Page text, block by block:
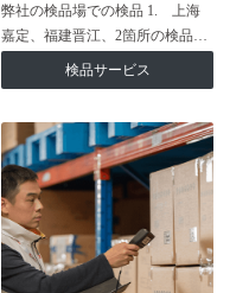
弊社の検品場での検品 1. 上海
嘉定、福建晋江、2箇所の検品…
検品サービス